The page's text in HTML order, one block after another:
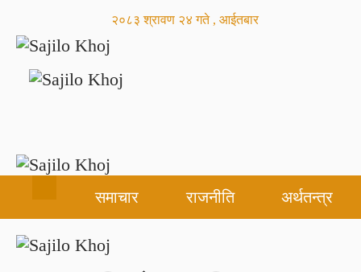
२०८३ श्रावण २४ गते , आईतबार
समाचार राजनीति अर्थतन्त्र